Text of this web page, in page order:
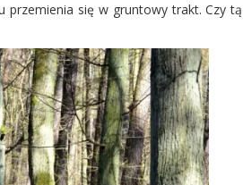
przemienia się w gruntowy trakt. Czy tą